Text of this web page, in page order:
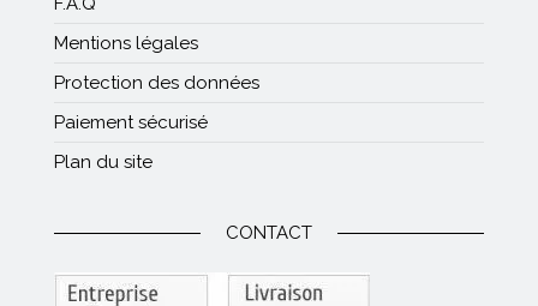
Mentions légales
Protection des données
Paiement sécurisé
Plan du site
CONTACT